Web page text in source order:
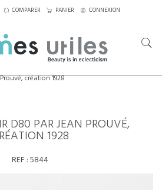
COMPARER PANIER CONNEXION
création 1928
D80 PAR JEAN PROUVÉ,
1928
REF :5844